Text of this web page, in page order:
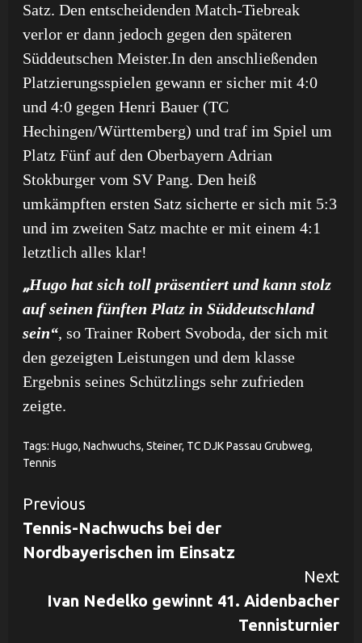
Satz. Den entscheidenden Match-Tiebreak
verlor er dann jedoch gegen den späteren
Süddeutschen Meister.In den anschließenden
Platzierungsspielen gewann er sicher mit 4:0
und 4:0 gegen Henri Bauer (TC
Hechingen/Württemberg) und traf im Spiel um
Platz Fünf auf den Oberbayern Adrian
Stokburger vom SV Pang. Den heiß
umkämpften ersten Satz sicherte er sich mit 5:3
und im zweiten Satz machte er mit einem 4:1
letztlich alles klar!
„Hugo hat sich toll präsentiert und kann stolz
auf seinen fünften Platz in Süddeutschland
sein“, so Trainer Robert Svoboda, der sich mit
den gezeigten Leistungen und dem klasse
Ergebnis seines Schützlings sehr zufrieden
zeigte.
Tags: Hugo, Nachwuchs, Steiner, TC DJK Passau Grubweg,
Tennis
Continue
Reading
Previous
Tennis-Nachwuchs bei der
Nordbayerischen im Einsatz
Next
Ivan Nedelko gewinnt 41. Aidenbacher
Tennisturnier